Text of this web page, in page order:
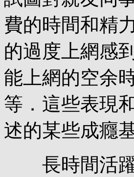
費的時間和精
的過度上網感
能上網的空余
等．這些表現
述的某些成癮
長時間活躍